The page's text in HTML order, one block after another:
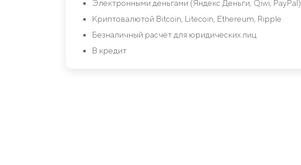
Электронными деньгами (Яндекс Деньги, Qiwi, PayPal)
Криптовалютой Bitcoin, Litecoin, Ethereum, Ripple
Безналичный расчет для юридических лиц
В кредит